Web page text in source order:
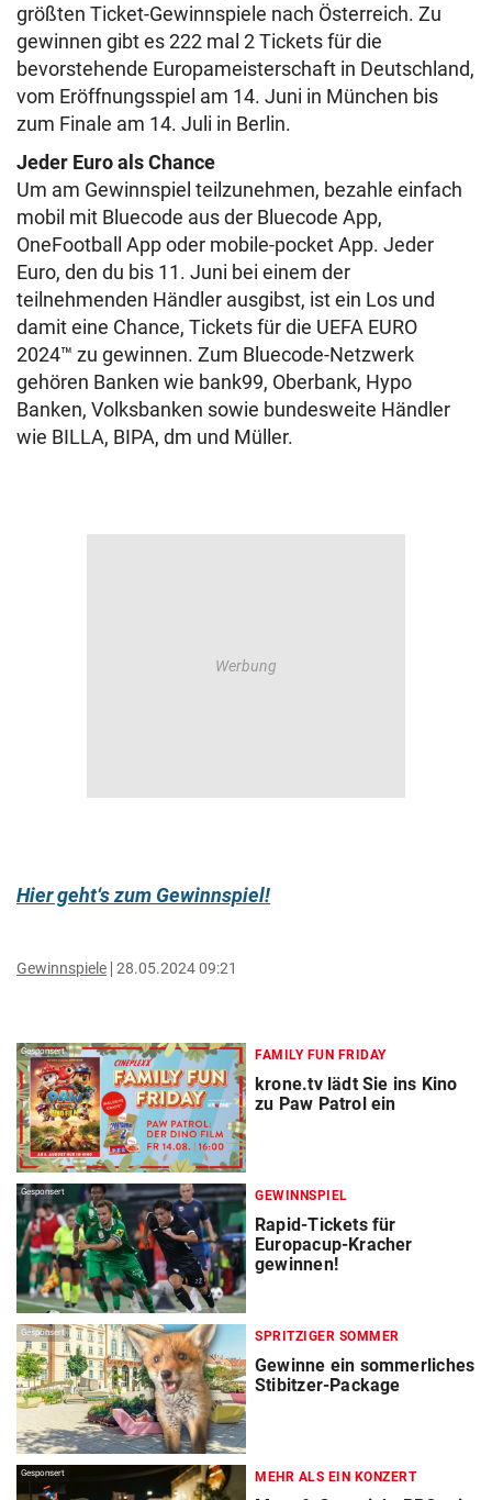
größten Ticket-Gewinnspiele nach Österreich. Zu
gewinnen gibt es 222 mal 2 Tickets für die
bevorstehende Europameisterschaft in Deutschland,
vom Eröffnungsspiel am 14. Juni in München bis
zum Finale am 14. Juli in Berlin.
Jeder Euro als Chance
Um am Gewinnspiel teilzunehmen, bezahle einfach
mobil mit Bluecode aus der Bluecode App,
OneFootball App oder mobile-pocket App. Jeder
Euro, den du bis 11. Juni bei einem der
teilnehmenden Händler ausgibst, ist ein Los und
damit eine Chance, Tickets für die UEFA EURO
2024™ zu gewinnen. Zum Bluecode-Netzwerk
gehören Banken wie bank99, Oberbank, Hypo
Banken, Volksbanken sowie bundesweite Händler
wie BILLA, BIPA, dm und Müller.
Hier geht‘s zum Gewinnspiel!
Gewinnspiele 28.05.2024 09:21
Gesponsert FAMILY FUN FRIDAY
krone.tv lädt Sie ins Kino
zu Paw Patrol ein
Gesponsert GEWINNSPIEL
Rapid-Tickets für
Europacup-Kracher
gewinnen!
Gesponsert SPRITZIGER SOMMER
Gewinne ein sommerliches
Stibitzer-Package
Gesponsert MEHR ALS EIN KONZERT